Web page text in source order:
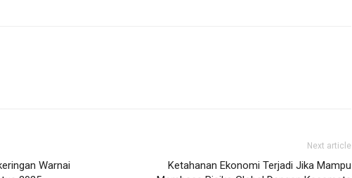
Warnai
Next article
Ketahanan Ekonomi Terjadi Jika Mampu